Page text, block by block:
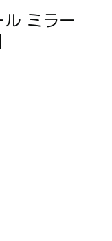
ル ミラー